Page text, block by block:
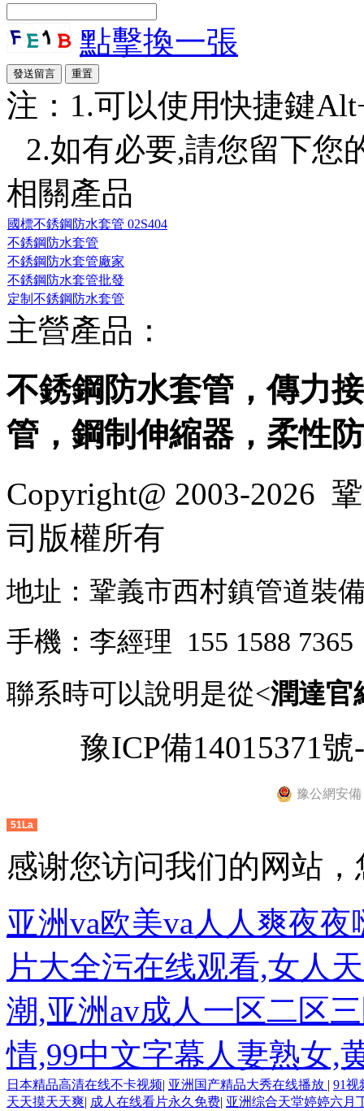
點擊換一張
注：1.可以使用快捷鍵
2.如有必要,請您留下您
相關產品
國標不銹鋼防水套管 02S404
不銹鋼防水套管
不銹鋼防水套管廠家
不銹鋼防水套管批發
定制不銹鋼防水套管
主營產品：
不銹鋼防水套管，傳力
管，鋼制伸縮器，柔性
Copyright@ 2003-2026
司 版權所有
地址：鞏義市西村鎮管道裝
手機：李經理 155 1588 7365
聯系時可以說明是從<潤達官
豫ICP備14015371號
豫公網安備
51La
感谢您访问我们的网站
亚洲va欧美va人人爽夜
片大全污在线观看,女人
潮,亚洲av成人一区二区
情,99中文字幕人妻熟女,
日本精品高清在线不卡视频| 亚洲国产精品大秀在线播放 | 91视
天天摸天天爽| 成人在线看片永久免费| 亚洲综合天堂婷婷六月